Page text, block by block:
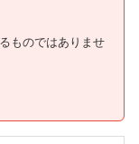
ものではありませ